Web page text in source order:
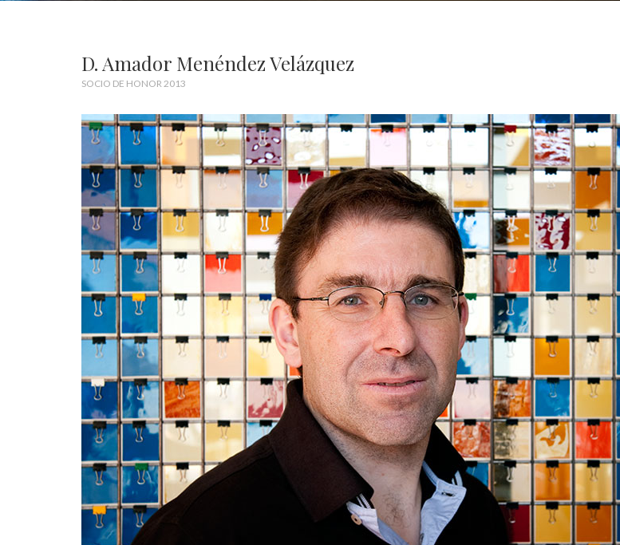
D. Amador Menéndez Velázquez
SOCIO DE HONOR 2013